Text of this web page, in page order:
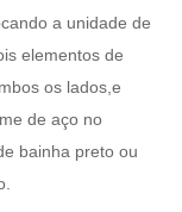
a unidade de
elementos de
os lados,e
de aço no
bainha preto ou